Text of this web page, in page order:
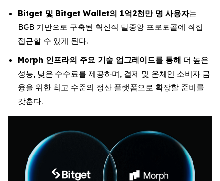
Bitget 및 Bitget Wallet의 1억2천만 명 사용자는
BGB 기반으로 구축된 혁신적 탈중앙 프로토콜에 직접
접근할 수 있게 된다.
Morph 인프라의 주요 기술 업그레이드를 통해 더 높은
성능, 낮은 수수료를 제공하며, 결제 및 온체인 소비자 금
융을 위한 최고 수준의 정산 플랫폼으로 확장할 준비를
갖춘다.